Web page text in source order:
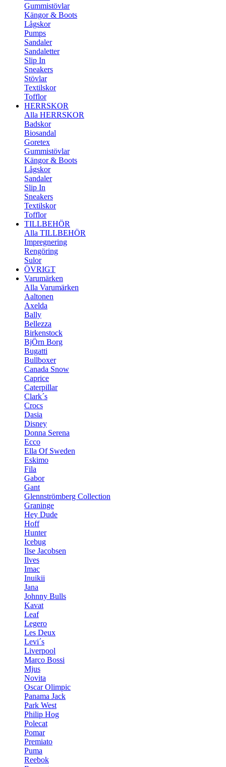
Gummistövlar
Kängor & Boots
Lågskor
Pumps
Sandaler
Sandaletter
Slip In
Sneakers
Stövlar
Textilskor
Tofflor
HERRSKOR
Alla HERRSKOR
Badskor
Biosandal
Goretex
Gummistövlar
Kängor & Boots
Lågskor
Sandaler
Slip In
Sneakers
Textilskor
Tofflor
TILLBEHÖR
Alla TILLBEHÖR
Impregnering
Rengöring
Sulor
ÖVRIGT
Varumärken
Alla Varumärken
Aaltonen
Axelda
Bally
Bellezza
Birkenstock
BjÖrn Borg
Bugatti
Bullboxer
Canada Snow
Caprice
Caterpillar
Clark´s
Crocs
Dasia
Disney
Donna Serena
Ecco
Ella Of Sweden
Eskimo
Fila
Gabor
Gant
Glennströmberg Collection
Graninge
Hey Dude
Hoff
Hunter
Icebug
Ilse Jacobsen
Ilves
Imac
Inuikii
Jana
Johnny Bulls
Kavat
Leaf
Legero
Les Deux
Levi´s
Liverpool
Marco Bossi
Mjus
Novita
Oscar Olimpic
Panama Jack
Park West
Philip Hog
Polecat
Pomar
Premiato
Puma
Reebok